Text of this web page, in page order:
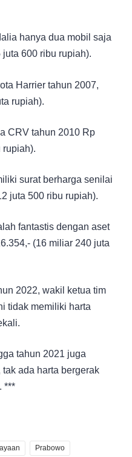
hanya dua mobil saja
600 ribu rupiah).
Harrier tahun 2007,
rupiah).
CRV tahun 2010 Rp
rupiah).
surat berharga senilai
juta 500 ribu rupiah).
fantastis dengan aset
(16 miliar 240 juta
2022, wakil ketua tim
tidak memiliki harta
tahun 2021 juga
ada harta bergerak
***
Prabowo